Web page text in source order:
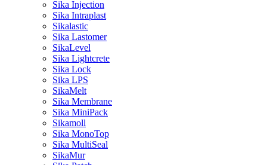
Sika Injection
Sika Intraplast
Sikalastic
Sika Lastomer
SikaLevel
Sika Lightcrete
Sika Lock
Sika LPS
SikaMelt
Sika Membrane
Sika MiniPack
Sikamoll
Sika MonoTop
Sika MultiSeal
SikaMur